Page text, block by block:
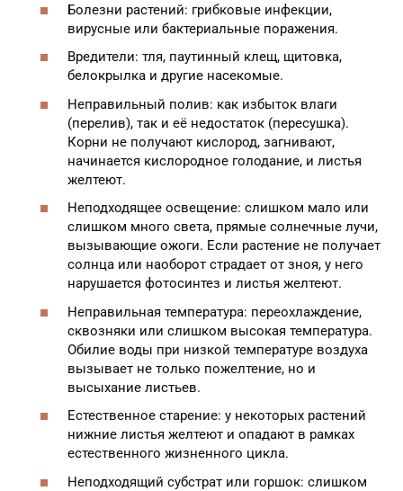
Болезни растений: грибковые инфекции,
вирусные или бактериальные поражения.
Вредители: тля, паутинный клещ, щитовка,
белокрылка и другие насекомые.
Неправильный полив: как избыток влаги
(перелив), так и её недостаток (пересушка).
Корни не получают кислород, загнивают,
начинается кислородное голодание, и листья
желтеют.
Неподходящее освещение: слишком мало или
слишком много света, прямые солнечные лучи,
вызывающие ожоги. Если растение не получает
солнца или наоборот страдает от зноя, у него
нарушается фотосинтез и листья желтеют.
Неправильная температура: переохлаждение,
сквозняки или слишком высокая температура.
Обилие воды при низкой температуре воздуха
вызывает не только пожелтение, но и
высыхание листьев.
Естественное старение: у некоторых растений
нижние листья желтеют и опадают в рамках
естественного жизненного цикла.
Неподходящий субстрат или горшок: слишком